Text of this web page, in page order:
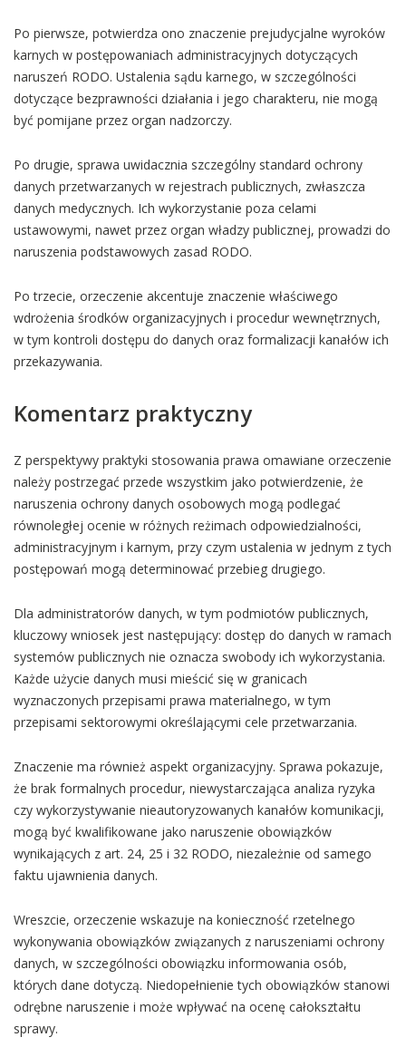
Po pierwsze, potwierdza ono znaczenie prejudycjalne wyroków
karnych w postępowaniach administracyjnych dotyczących
naruszeń RODO. Ustalenia sądu karnego, w szczególności
dotyczące bezprawności działania i jego charakteru, nie mogą
być pomijane przez organ nadzorczy.
Po drugie, sprawa uwidacznia szczególny standard ochrony
danych przetwarzanych w rejestrach publicznych, zwłaszcza
danych medycznych. Ich wykorzystanie poza celami
ustawowymi, nawet przez organ władzy publicznej, prowadzi do
naruszenia podstawowych zasad RODO.
Po trzecie, orzeczenie akcentuje znaczenie właściwego
wdrożenia środków organizacyjnych i procedur wewnętrznych,
w tym kontroli dostępu do danych oraz formalizacji kanałów ich
przekazywania.
Komentarz praktyczny
Z perspektywy praktyki stosowania prawa omawiane orzeczenie
należy postrzegać przede wszystkim jako potwierdzenie, że
naruszenia ochrony danych osobowych mogą podlegać
równoległej ocenie w różnych reżimach odpowiedzialności,
administracyjnym i karnym, przy czym ustalenia w jednym z tych
postępowań mogą determinować przebieg drugiego.
Dla administratorów danych, w tym podmiotów publicznych,
kluczowy wniosek jest następujący: dostęp do danych w ramach
systemów publicznych nie oznacza swobody ich wykorzystania.
Każde użycie danych musi mieścić się w granicach
wyznaczonych przepisami prawa materialnego, w tym
przepisami sektorowymi określającymi cele przetwarzania.
Znaczenie ma również aspekt organizacyjny. Sprawa pokazuje,
że brak formalnych procedur, niewystarczająca analiza ryzyka
czy wykorzystywanie nieautoryzowanych kanałów komunikacji,
mogą być kwalifikowane jako naruszenie obowiązków
wynikających z art. 24, 25 i 32 RODO, niezależnie od samego
faktu ujawnienia danych.
Wreszcie, orzeczenie wskazuje na konieczność rzetelnego
wykonywania obowiązków związanych z naruszeniami ochrony
danych, w szczególności obowiązku informowania osób,
których dane dotyczą. Niedopełnienie tych obowiązków stanowi
odrębne naruszenie i może wpływać na ocenę całokształtu
sprawy.